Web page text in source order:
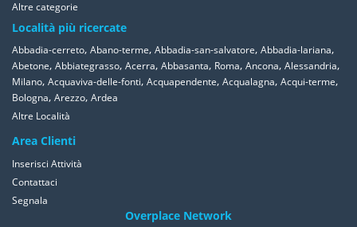
Altre categorie
Località più ricercate
Abbadia-cerreto, Abano-terme, Abbadia-san-salvatore, Abbadia-lariana,
Abetone, Abbiategrasso, Acerra, Abbasanta, Roma, Ancona, Alessandria,
Milano, Acquaviva-delle-fonti, Acquapendente, Acqualagna, Acqui-terme,
Bologna, Arezzo, Ardea
Altre Località
Area Clienti
Inserisci Attività
Contattaci
Segnala
Overplace Network